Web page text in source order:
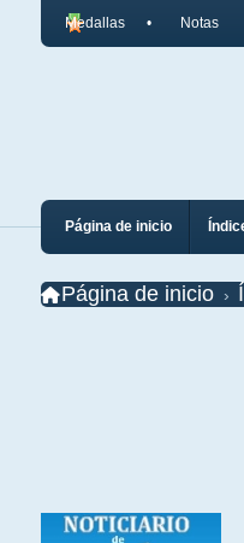
Medallas Notas
Página de inicio
Página de inicio